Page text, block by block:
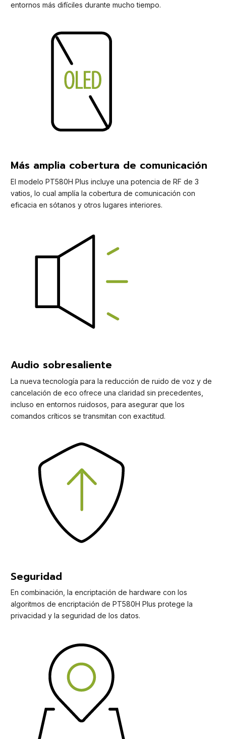
entornos más difíciles durante mucho tiempo.
Más amplia cobertura de comunicación
El modelo PT580H Plus incluye una potencia de RF de 3
vatios, lo cual amplía la cobertura de comunicación con
eficacia en sótanos y otros lugares interiores.
Audio sobresaliente
La nueva tecnología para la reducción de ruido de voz y de
cancelación de eco ofrece una claridad sin precedentes,
incluso en entornos ruidosos, para asegurar que los
comandos críticos se transmitan con exactitud.
Seguridad
En combinación, la encriptación de hardware con los
algoritmos de encriptación de PT580H Plus protege la
privacidad y la seguridad de los datos.